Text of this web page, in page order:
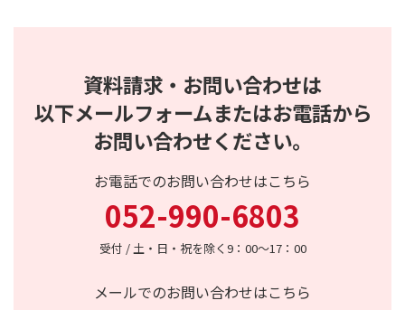
資料請求・お問い合わせは
以下メールフォームまたはお電話から
お問い合わせください。
お電話でのお問い合わせはこちら
052-990-6803
受付 / 土・日・祝を除く9：00～17：00
メールでのお問い合わせはこちら